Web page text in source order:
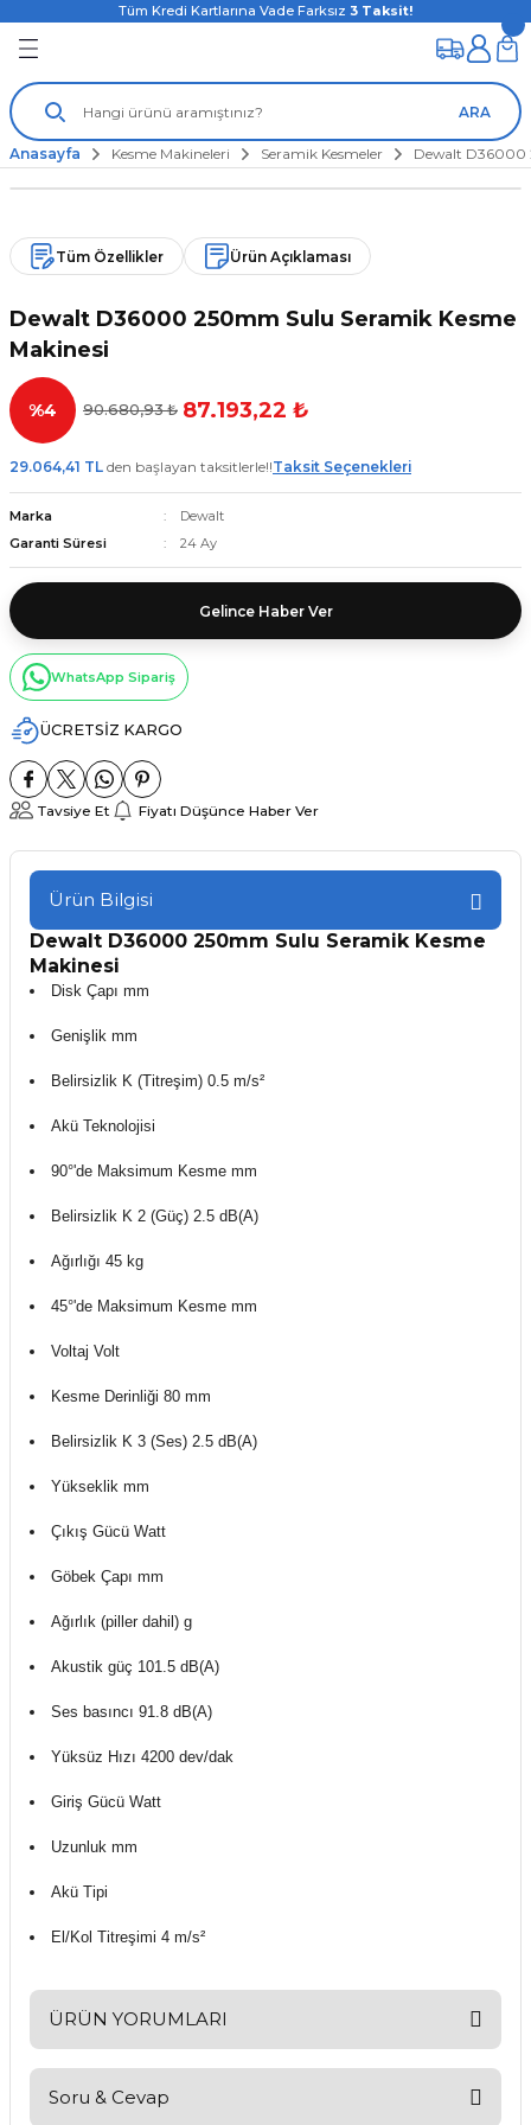
Tüm Kredi Kartlarına Vade Farksız 3 Taksit!
ARA
Anasayfa Kesme Makineleri Seramik Kesmeler Dewalt D36000
Tüm Özellikler Ürün Açıklaması
Dewalt D36000 250mm Sulu Seramik Kesme
Makinesi
%4 90.680,93 ₺ 87.193,22 ₺
29.064,41 TL den başlayan taksitlerle!!Taksit Seçenekleri
Marka
Dewalt
Garanti Süresi
24 Ay
Gelince Haber Ver
WhatsApp Sipariş
ÜCRETSİZ KARGO
Tavsiye Et Fiyatı Düşünce Haber Ver
Ürün Bilgisi
Dewalt D36000 250mm Sulu Seramik Kesme
Makinesi
Disk Çapı mm
Genişlik mm
Belirsizlik K (Titreşim) 0.5 m/s²
Akü Teknolojisi
90°'de Maksimum Kesme mm
Belirsizlik K 2 (Güç) 2.5 dB(A)
Ağırlığı 45 kg
45°'de Maksimum Kesme mm
Voltaj Volt
Kesme Derinliği 80 mm
Belirsizlik K 3 (Ses) 2.5 dB(A)
Yükseklik mm
Çıkış Gücü Watt
Göbek Çapı mm
Ağırlık (piller dahil) g
Akustik güç 101.5 dB(A)
Ses basıncı 91.8 dB(A)
Yüksüz Hızı 4200 dev/dak
Giriş Gücü Watt
Uzunluk mm
Akü Tipi
El/Kol Titreşimi 4 m/s²
ÜRÜN YORUMLARI
Bu ürüne ilk yorumu siz yapın!
Soru & Cevap